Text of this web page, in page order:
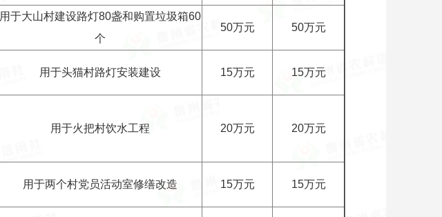
用于大山村建设路灯80盏和购置垃圾箱60
个
50万元 50万元
用于头猫村路灯安装建设 15万元 15万元
用于火把村饮水工程 20万元 20万元
用于两个村党员活动室修缮改造 15万元 15万元